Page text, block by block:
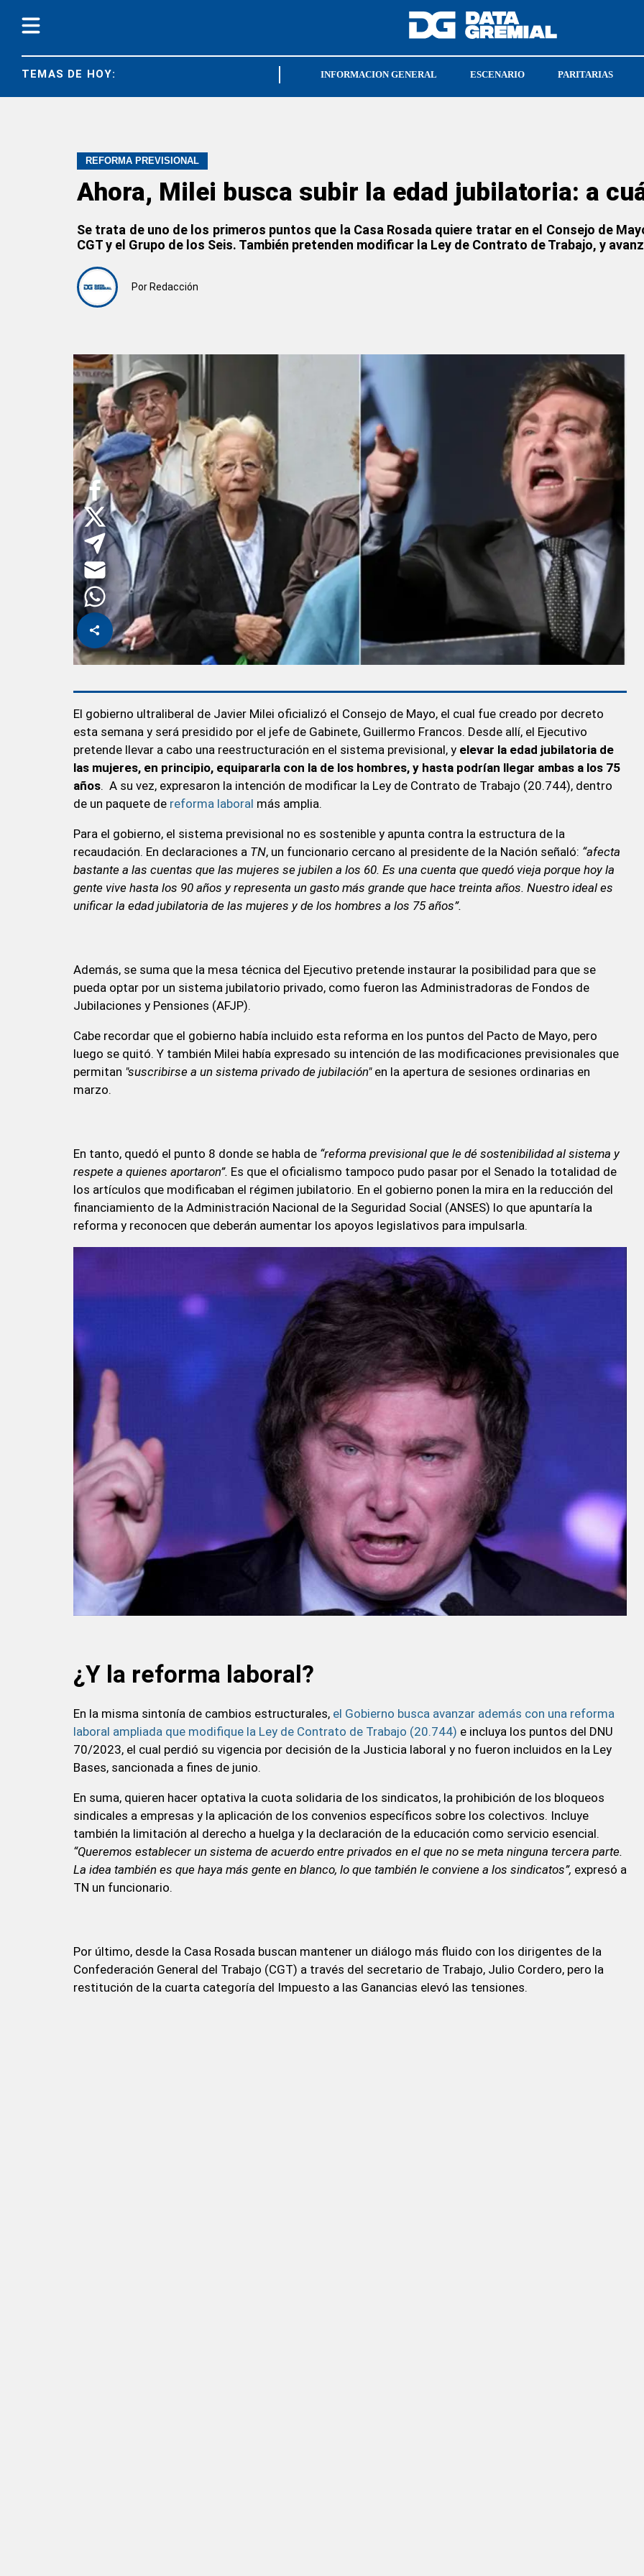
TEMAS DE HOY: CRISTIAN JERÓNIMO SOECRA
INFORMACION GENERAL ESCENARIO PARITARIAS
REFORMA PREVISIONAL
Ahora, Milei busca subir la edad jubilatoria: a
Se trata de uno de los primeros puntos que la Casa Rosada quiere tratar en el Consejo de
CGT y el Grupo de los Seis. También pretenden modificar la Ley de Contrato de Trabajo, y
Por Redacción
El gobierno ultraliberal de Javier Milei oficializó el Consejo de Mayo, el cual fue creado por decreto
esta semana y será presidido por el jefe de Gabinete, Guillermo Francos. Desde allí, el Ejecutivo
pretende llevar a cabo una reestructuración en el sistema previsional, y elevar la edad jubilatoria de
las mujeres, en principio, equipararla con la de los hombres, y hasta podrían llegar ambas a los 75
años. A su vez, expresaron la intención de modificar la Ley de Contrato de Trabajo (20.744), dentro
de un paquete de reforma laboral más amplia.
Para el gobierno, el sistema previsional no es sostenible y apunta contra la estructura de la
recaudación. En declaraciones a TN, un funcionario cercano al presidente de la Nación señaló: “afecta
bastante a las cuentas que las mujeres se jubilen a los 60. Es una cuenta que quedó vieja porque hoy la
gente vive hasta los 90 años y representa un gasto más grande que hace treinta años. Nuestro ideal es
unificar la edad jubilatoria de las mujeres y de los hombres a los 75 años”.
Además, se suma que la mesa técnica del Ejecutivo pretende instaurar la posibilidad para que se
pueda optar por un sistema jubilatorio privado, como fueron las Administradoras de Fondos de
Jubilaciones y Pensiones (AFJP).
Cabe recordar que el gobierno había incluido esta reforma en los puntos del Pacto de Mayo, pero
luego se quitó. Y también Milei había expresado su intención de las modificaciones previsionales que
permitan "suscribirse a un sistema privado de jubilación"en la apertura de sesiones ordinarias en
marzo.
En tanto, quedó el punto 8 donde se habla de “reforma previsional que le dé sostenibilidad al sistema y
respete a quienes aportaron”. Es que el oficialismo tampoco pudo pasar por el Senado la totalidad de
los artículos que modificaban el régimen jubilatorio. En el gobierno ponen la mira en la reducción del
financiamiento de la Administración Nacional de la Seguridad Social (ANSES) lo que apuntaría la
reforma y reconocen que deberán aumentar los apoyos legislativos para impulsarla.
¿Y la reforma laboral?
En la misma sintonía de cambios estructurales, el Gobierno busca avanzar además con una reforma
laboral ampliada que modifique la Ley de Contrato de Trabajo (20.744) e incluya los puntos del DNU
70/2023, el cual perdió su vigencia por decisión de la Justicia laboral y no fueron incluidos en la Ley
Bases, sancionada a fines de junio.
En suma, quieren hacer optativa la cuota solidaria de los sindicatos, la prohibición de los bloqueos
sindicales a empresas y la aplicación de los convenios específicos sobre los colectivos. Incluye
también la limitación al derecho a huelga y la declaración de la educación como servicio esencial.
“Queremos establecer un sistema de acuerdo entre privados en el que no se meta ninguna tercera parte.
La idea también es que haya más gente en blanco, lo que también le conviene a los sindicatos”, expresó a
TN un funcionario.
Por último, desde la Casa Rosada buscan mantener un diálogo más fluido con los dirigentes de la
Confederación General del Trabajo (CGT) a través del secretario de Trabajo, Julio Cordero, pero la
restitución de la cuarta categoría del Impuesto a las Ganancias elevó las tensiones.